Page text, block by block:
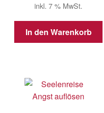
war:
12,00 €5,00 €.
inkl. 7 % MwSt.
In den Warenkorb